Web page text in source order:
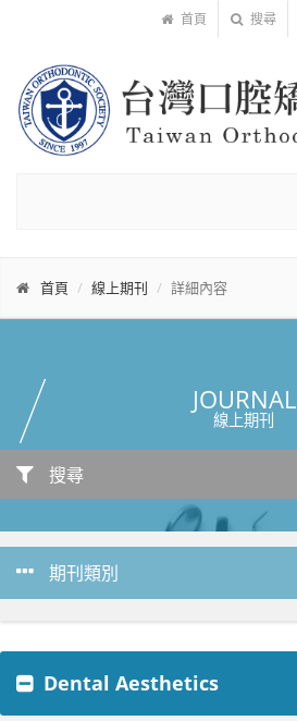
首頁 搜尋
首頁 線上期刊 詳細內容
JOURNAL
線上期刊
搜尋
期刊類別
Dental Aesthetics